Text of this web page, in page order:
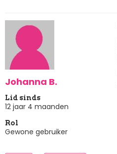
Johanna B.
Lid sinds
12 jaar 4 maanden
Rol
Gewone gebruiker